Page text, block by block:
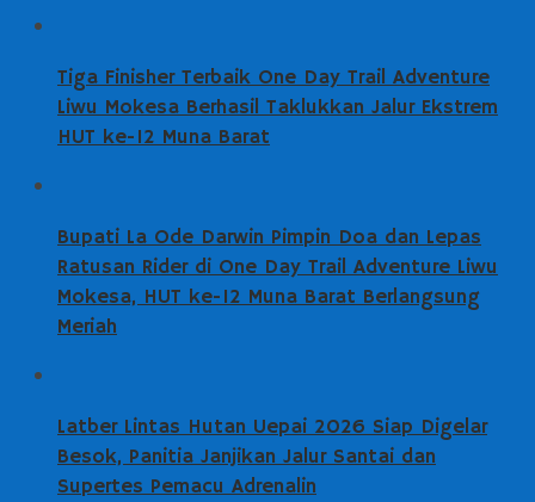
Tiga Finisher Terbaik One Day Trail Adventure
Liwu Mokesa Berhasil Taklukkan Jalur Ekstrem
HUT ke-12 Muna Barat
Bupati La Ode Darwin Pimpin Doa dan Lepas
Ratusan Rider di One Day Trail Adventure Liwu
Mokesa, HUT ke-12 Muna Barat Berlangsung
Meriah
Latber Lintas Hutan Uepai 2026 Siap Digelar
Besok, Panitia Janjikan Jalur Santai dan
Supertes Pemacu Adrenalin